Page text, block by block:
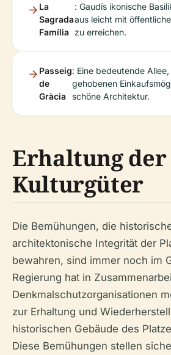
La
Sagrada
Família
: Gaudís ikonische
aus leicht mit
zu erreichen.
Passeig
de
Gràcia
: Eine bedeutende
gehobenen
schöne Architektur.
Erhaltung der
Kulturgüter
Die Bemühungen, die
architektonische Integrität der
bewahren, sind immer noch im
Regierung hat in
Denkmalschutzorganisationen
zur Erhaltung und
historischen Gebäude des
Diese Bemühungen stellen